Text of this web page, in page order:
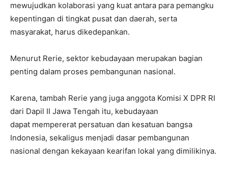
mewujudkan kolaborasi yang kuat antara para pemangku
kepentingan di tingkat pusat dan daerah, serta
masyarakat, harus dikedepankan.
Menurut Rerie, sektor kebudayaan merupakan bagian
penting dalam proses pembangunan nasional.
Karena, tambah Rerie yang juga anggota Komisi X DPR RI
dari Dapil II Jawa Tengah itu, kebudayaan
dapat mempererat persatuan dan kesatuan bangsa
Indonesia, sekaligus menjadi dasar pembangunan
nasional dengan kekayaan kearifan lokal yang dimilikinya.